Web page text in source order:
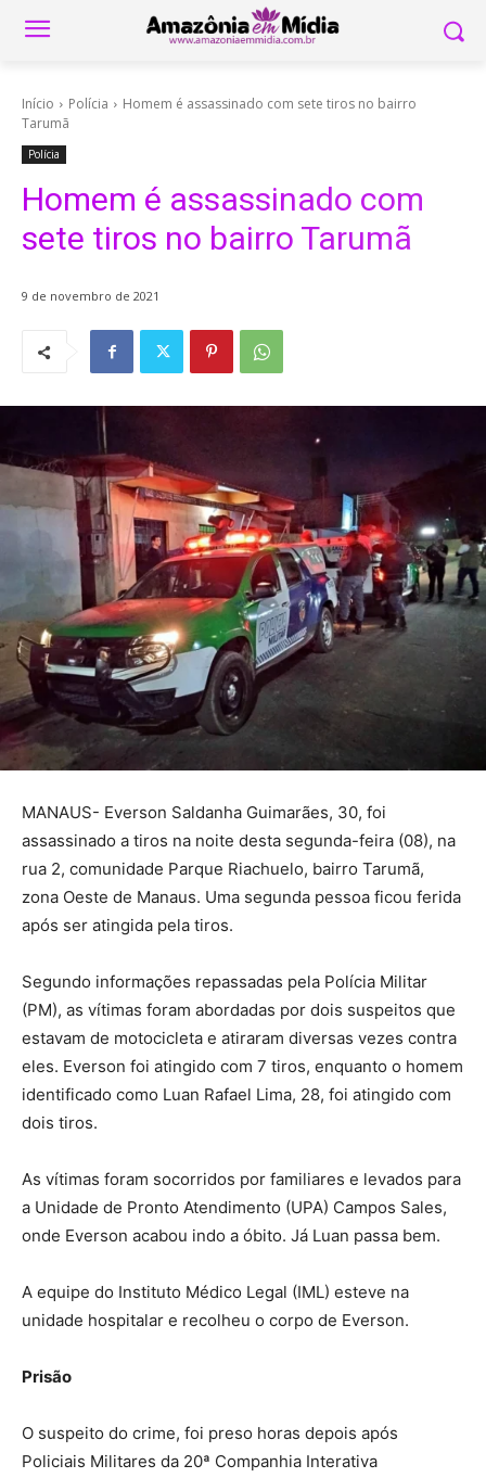
Início Polícia
Homem é assassinado com sete tiros no bairro
Tarumã
Polícia
Homem é assassinado com
sete tiros no bairro Tarumã
9 de novembro de 2021
MANAUS- Everson Saldanha Guimarães, 30, foi
assassinado a tiros na noite desta segunda-feira (08), na
rua 2, comunidade Parque Riachuelo, bairro Tarumã,
zona Oeste de Manaus. Uma segunda pessoa ficou ferida
após ser atingida pela tiros.
Segundo informações repassadas pela Polícia Militar
(PM), as vítimas foram abordadas por dois suspeitos que
estavam de motocicleta e atiraram diversas vezes contra
eles. Everson foi atingido com 7 tiros, enquanto o homem
identificado como Luan Rafael Lima, 28, foi atingido com
dois tiros.
As vítimas foram socorridos por familiares e levados para
a Unidade de Pronto Atendimento (UPA) Campos Sales,
onde Everson acabou indo a óbito. Já Luan passa bem.
A equipe do Instituto Médico Legal (IML) esteve na
unidade hospitalar e recolheu o corpo de Everson.
Prisão
O suspeito do crime, foi preso horas depois após
Policiais Militares da 20ª Companhia Interativa